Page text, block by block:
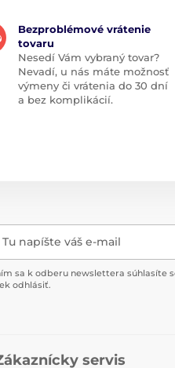
Bezproblémové vrátenie
tovaru
Nesedí Vám vybraný tovar?
Nevadí, u nás máte možnosť
výmeny či vrátenia do 30 dní
a bez komplikácií.
Tu napíšte váš e-mail
sa k odberu newslettera súhlasíte
odhlásiť.
servis